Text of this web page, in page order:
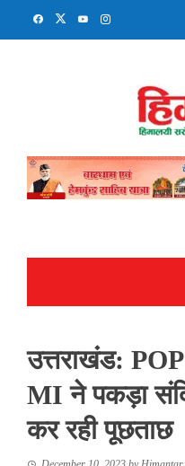
उत्तराखंड:
MI ने पकड़ा
कर रही पूछताछ